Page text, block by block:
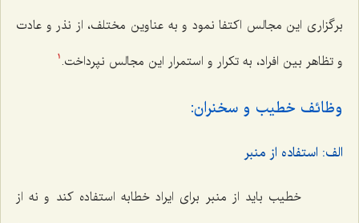
برگزاری این مجالس اکتفا نمود و به عناوین مختلف، از نذر و عادت
و تظاهر بین افراد، به تکرار و استمرار این مجالس نپرداخت. 1
وظائف خطیب و سخنران:
الف: استفاده از منبر
خطیب باید از منبر برای ایراد خطابه استفاده کند و نه از